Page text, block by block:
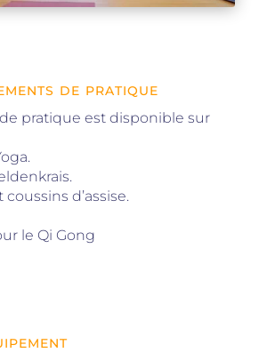
de pratique
pratique est disponible sur
d’assise.
le Qi Gong